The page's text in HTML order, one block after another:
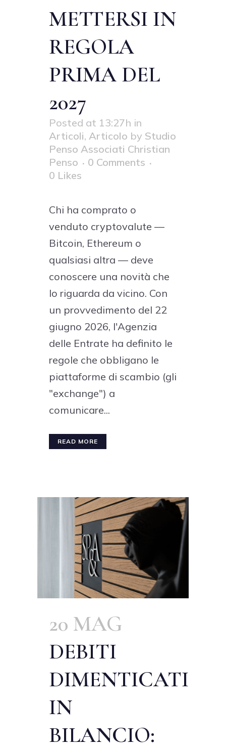
METTERSI IN
REGOLA
PRIMA DEL
2027
Posted at 13:27h in
Articoli, Articolo by Studio
Penso Associati Christian
Penso
0 Comments
0 Likes
Chi ha comprato o
venduto cryptovalute —
Bitcoin, Ethereum o
qualsiasi altra — deve
conoscere una novità che
lo riguarda da vicino. Con
un provvedimento del 22
giugno 2026, l'Agenzia
delle Entrate ha definito le
regole che obbligano le
piattaforme di scambio (gli
"exchange") a
comunicare...
READ MORE
20 MAG
DEBITI
DIMENTICATI
IN
BILANCIO: